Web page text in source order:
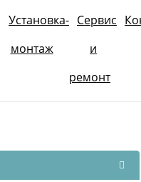
Установка-
монтаж
Сервис
и
ремонт